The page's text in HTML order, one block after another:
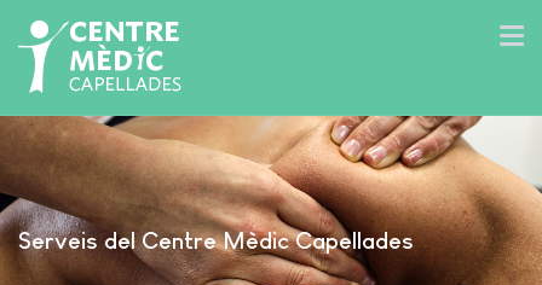
Serveis del Centre Mèdic Capellades